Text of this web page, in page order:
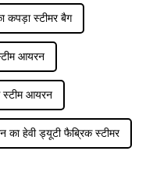
कपड़ा स्टीमर बैग
आयरन
स्टीम आयरन
का हेवी ड्यूटी फैब्रिक स्टीमर